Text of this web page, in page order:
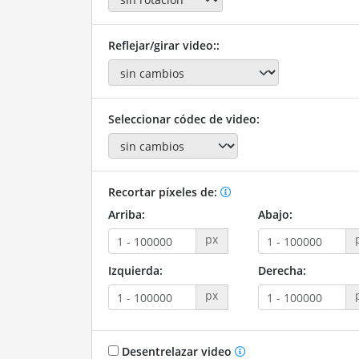
Reflejar/girar video::
Seleccionar códec de video:
Recortar píxeles de:
Arriba:
px
Abajo:
Izquierda:
px
Derecha:
Desentrelazar video